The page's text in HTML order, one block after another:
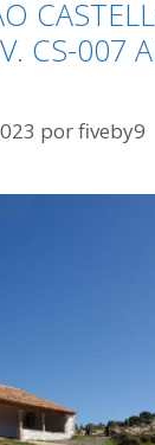
CS-007
porfiveby9